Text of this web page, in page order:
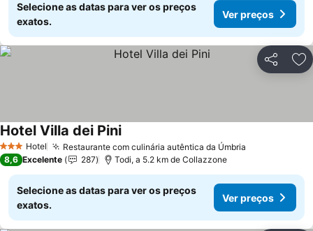
Selecione as datas para ver os preços
exatos.
Ver preços
Partilhar
3 EstrelasHotel Restaurante com culinária autêntica da Úmbria
Hotel Villa dei Pini
8,6 Excelente 287 Todi, a 5.2 km de Collazzone
Selecione as datas para ver os preços
exatos.
Ver preços